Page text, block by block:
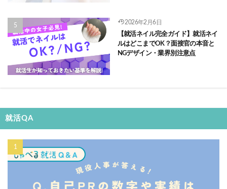
2026年2月6日
【就活ネイル完全ガイド】就活ネイ
ルはどこまでOK？面接官の本音と
NGデザイン・業界別注意点
就活QA